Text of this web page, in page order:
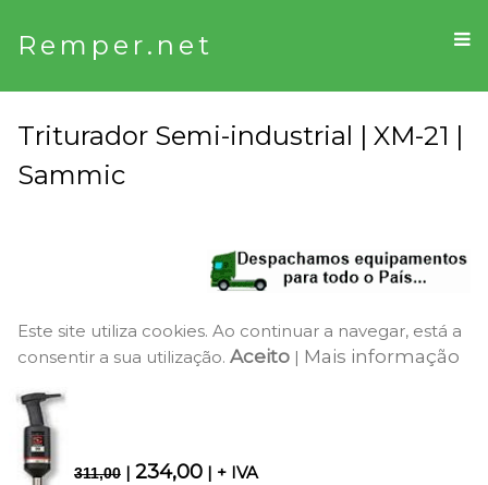
Remper.net
Triturador Semi-industrial | XM-21 |
Sammic
Este site utiliza cookies. Ao continuar a navegar, está a
consentir a sua utilização. Aceito | Mais informação
311,00 | 234,00 | + IVA